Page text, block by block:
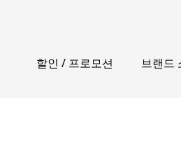
할인 / 프로모션 브랜드